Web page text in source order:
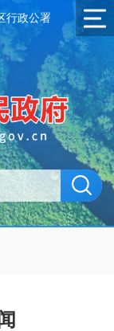
行政公署